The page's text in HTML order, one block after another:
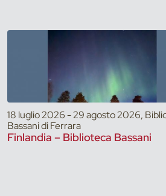
18 luglio 2026 - 29 agosto 2026,
Bassani di Ferrara
Finlandia – Biblioteca Bassani